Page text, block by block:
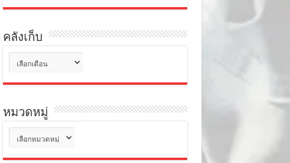
คลังเก็บ
เก็บ
หมวดหมู่
หมู่